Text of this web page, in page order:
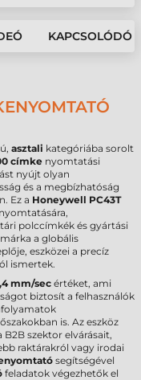
KAPCSOLÓDÓ
asztali kategóriába sorolt
címke nyomtatási
nyújt olyan
és a megbízhatóság
Ez a Honeywell PC43T
polccímkék és gyártási
márka a globális
eszközei a precíz
ismertek.
mm/sec értéket, ami
biztosít a felhasználók
is. Az eszköz
szektor elvárásait,
raktárakról vagy irodai
segítségével
feladatok végezhetők el